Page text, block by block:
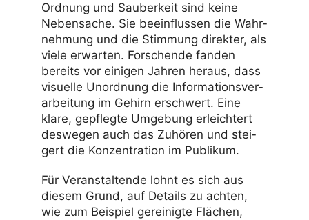
Ordnung und Sauber­keit sind keine
Neben­sache. Sie beein­flussen die Wahr­
neh­mung und die Stim­mung direkter, als
viele erwarten. Forschende fanden
bereits vor einigen Jahren heraus, dass
visu­elle Unord­nung die Infor­ma­ti­ons­ver­
ar­bei­tung im Gehirn erschwert. Eine
klare, gepflegte Umge­bung erleich­tert
deswegen auch das Zuhören und stei­
gert die Konzen­tra­tion im Publikum.
Für Veran­stal­tende lohnt es sich aus
diesem Grund, auf Details zu achten,
wie zum Beispiel gerei­nigte Flächen,